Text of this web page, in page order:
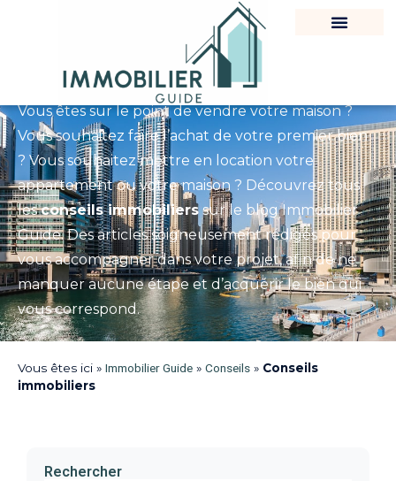
Conseils immobiliers
Vous êtes sur le point de vendre votre maison ?
Vous souhaitez faire l’achat de votre premier bien
? Vous souhaitez mettre en location votre
appartement ou votre maison ? Découvrez tous
lesconseils immobiliers sur le blog Immobilier
Guide. Des articles soigneusement rédigés pour
vous accompagner dans votre projet, afin de ne
manquer aucune étape et d’acquérir le bien qui
vous correspond.
Vous êtes ici » Immobilier Guide » Conseils » Conseils
immobiliers
Rechercher